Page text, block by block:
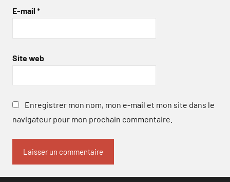
E-mail *
Site web
Enregistrer mon nom, mon e-mail et mon site dans le
navigateur pour mon prochain commentaire.